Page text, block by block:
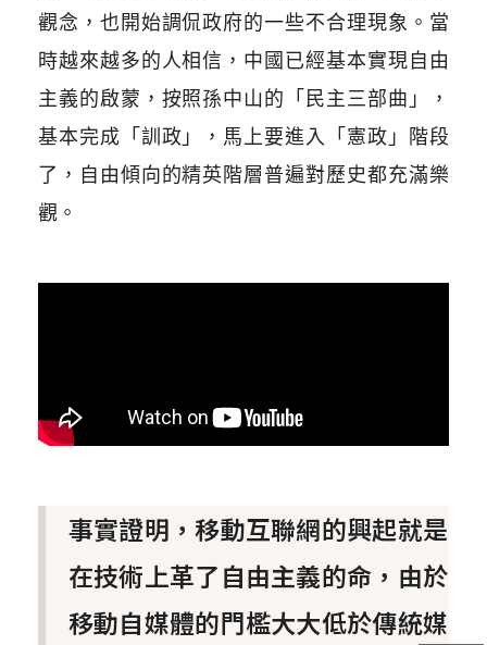
觀念，也開始調侃政府的一些不合理現象。當
時越來越多的人相信，中國已經基本實現自由
主義的啟蒙，按照孫中山的「民主三部曲」，
基本完成「訓政」，馬上要進入「憲政」階段
了，自由傾向的精英階層普遍對歷史都充滿樂
觀。
事實證明，移動互聯網的興起就是
在技術上革了自由主義的命，由於
移動自媒體的門檻大大低於傳統媒